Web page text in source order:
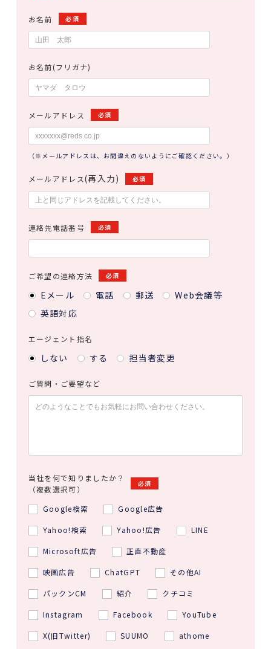
お名前 必須
お名前(フリガナ)
メールアドレス 必須
（※メールアドレスは、お間違えのないようにご確認ください。）
メールアドレス(再入力) 必須
連絡先電話番号 必須
ご希望の連絡方法 必須
Eメール 電話 郵送
Web会議等
英語対応
エージェント指名
しない する 担当者変更
ご質問・ご要望など
当社を何で知りましたか？
（複数選択可）
必須
Google検索 Google広告
Yahoo!検索 Yahoo!広告 LINE
Microsoft広告 正直不動産
映画広告 ChatGPT その他AI
パックンCM 紹介 クチコミ
Instagram Facebook YouTube
X(旧Twitter) SUUMO athome